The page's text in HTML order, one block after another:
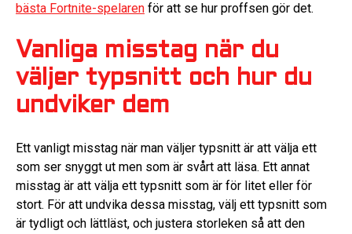
bästa Fortnite-spelaren för att se hur proffsen gör det.
Vanliga misstag när du
väljer typsnitt och hur du
undviker dem
Ett vanligt misstag när man väljer typsnitt är att välja ett
som ser snyggt ut men som är svårt att läsa. Ett annat
misstag är att välja ett typsnitt som är för litet eller för
stort. För att undvika dessa misstag, välj ett typsnitt som
är tydligt och lättläst, och justera storleken så att den